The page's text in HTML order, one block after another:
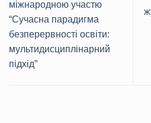
міжнародною участю
“Сучасна парадигма
безперервності освіти:
мультидисциплінарний
підхід”